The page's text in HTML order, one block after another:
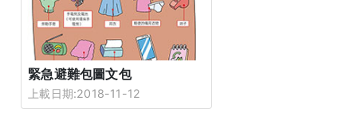
緊急避難包圖文包
上載日期:2018-11-12